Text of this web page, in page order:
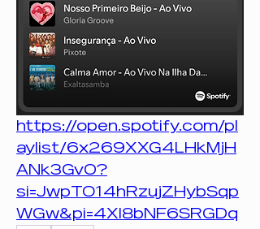
https://open.spotify.com/pl
aylist/6x269XXG4LHkMjH
ANk3Gv0?
si=JwpTO14hRzujZHybSqp
WGw&pi=4Xl8bNF6SRGDq